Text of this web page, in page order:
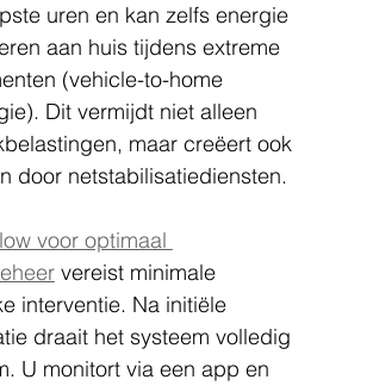
uren en kan zelfs energie
aan huis tijdens extreme
(vehicle-to-home
Dit vermijdt niet alleen
maar creëert ook
door netstabilisatiediensten.
voor optimaal
vereist minimale
interventie. Na initiële
draait het systeem volledig
U monitort via een app en